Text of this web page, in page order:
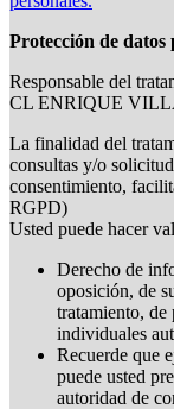
Protección de datos
Responsable del
CL ENRIQUE
La finalidad del
consultas y/o
consentimiento,
RGPD)
Usted puede hacer
Derecho de
oposición, de
tratamiento, de
individuales
Recuerde que
puede usted
autoridad de